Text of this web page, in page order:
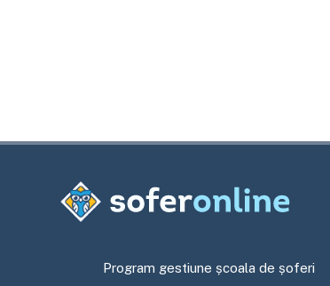
Program gestiune școala de șoferi